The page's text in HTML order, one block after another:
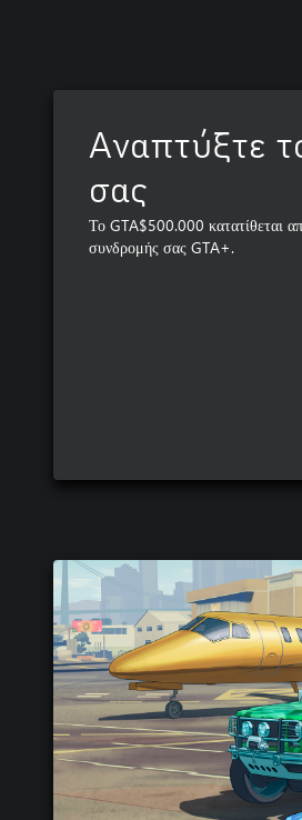
Αναπτύξτε
σας
Το GTA$500.000 κατατίθεται
συνδρομής σας GTA+.